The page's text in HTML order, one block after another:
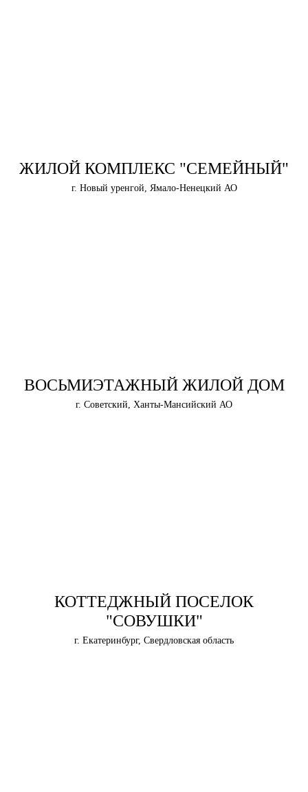
ЖИЛОЙ КОМПЛЕКС "СЕМЕЙНЫЙ"
г. Новый уренгой, Ямало-Ненецкий АО
ВОСЬМИЭТАЖНЫЙ ЖИЛОЙ ДОМ
г. Советский, Ханты-Мансийский АО
КОТТЕДЖНЫЙ ПОСЕЛОК
"СОВУШКИ"
г. Екатеринбург, Свердловская область